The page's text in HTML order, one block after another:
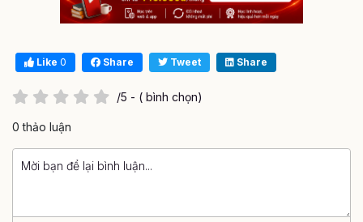
Like 0 Share Tweet Share
/5 - ( bình chọn)
0 thảo luận